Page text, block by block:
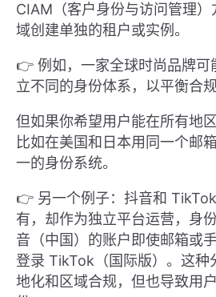
CIAM（客户身份与访问管理
域创建单独的租户或实例。
👉 例如，一家全球时尚品牌可
立不同的身份体系，以平衡合
但如果你希望用户能在所有地
比如在美国和日本用同一个邮
一的身份系统。
👉 另一个例子：抖音和
有，却作为独立平台运营，身
音（中国）的账户即使邮箱或
登录 TikTok（国际版）。这种
地化和区域合规，但也导致用